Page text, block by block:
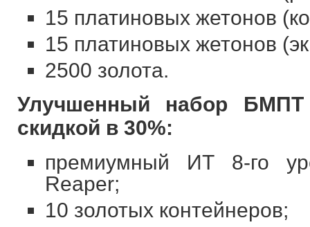
15 платиновых жетонов
15 платиновых жетонов
2500 золота.
Улучшенный набор
скидкой в 30%:
премиумный ИТ 8-го
Reaper;
10 золотых контейнеров;